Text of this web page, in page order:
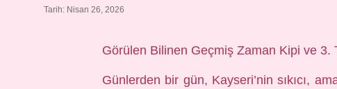
Tarih: Nisan 26, 2026
Görülen Bilinen Geçmiş Zaman Kipi ve 3.
Günlerden bir gün, Kayseri’nin sıkıcı,